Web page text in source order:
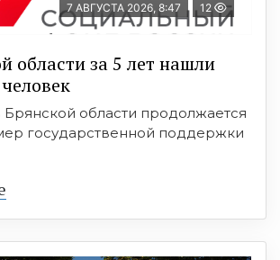
7 АВГУСТА 2026, 8:47 12
области за 5 лет нашли
Брянской области продолжается
государственной поддержки